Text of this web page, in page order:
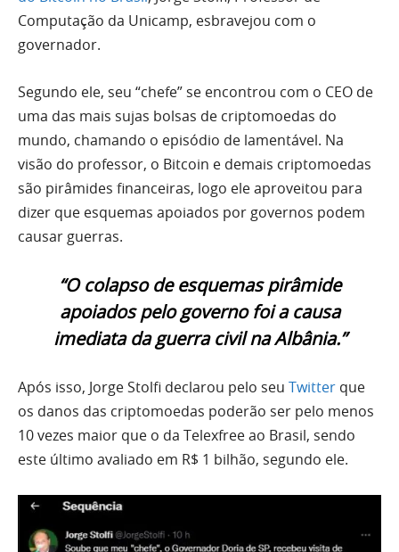
Computação da Unicamp, esbravejou com o
governador.
Segundo ele, seu “chefe” se encontrou com o CEO de
uma das mais sujas bolsas de criptomoedas do
mundo, chamando o episódio de lamentável. Na
visão do professor, o Bitcoin e demais criptomoedas
são pirâmides financeiras, logo ele aproveitou para
dizer que esquemas apoiados por governos podem
causar guerras.
“O colapso de esquemas pirâmide
apoiados pelo governo foi a causa
imediata da guerra civil na Albânia.”
Após isso, Jorge Stolfi declarou pelo seu Twitter que
os danos das criptomoedas poderão ser pelo menos
10 vezes maior que o da Telexfree ao Brasil, sendo
este último avaliado em R$ 1 bilhão, segundo ele.